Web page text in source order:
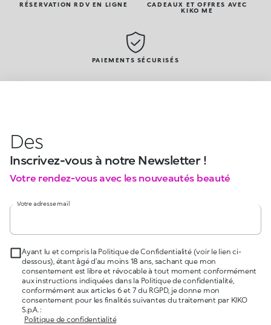
RÉSERVATION RDV EN LIGNE
CADEAUX ET OFFRES AVEC
KIKO ME
PAIEMENTS SÉCURISÉS
Des
Inscrivez-vous à notre Newsletter !
Votre rendez-vous avec les nouveautés beauté
Votre adresse mail
Ayant lu et compris la Politique de Confidentialité (voir le lien ci-
dessous), étant âgé d’au moins 18 ans, sachant que mon
consentement est libre et révocable à tout moment conformément
aux instructions indiquées dans la Politique de confidentialité,
conformément aux articles 6 et 7 du RGPD, je donne mon
consentement pour les finalités suivantes du traitement par KIKO
S.p.A. :
Politique de confidentialité